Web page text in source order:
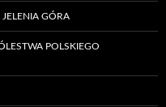
GÓRA
POLSKIEGO